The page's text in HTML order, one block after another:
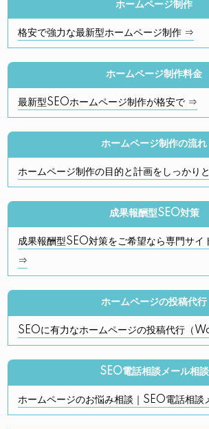
ホームページ制作
格安で強力な最新型ホームページ制作 ⇒
ホームページ制作料金
最新型SEOホームページ制作が格安で ⇒
ホームページ制作の流れ
ホームページ制作の目的と計画をしっかり
成果報酬型SEO対策
成果報酬型SEO対策をご希望なら専門サイ
⇒
ホームページの投稿代行
SEOに有力なホームページの投稿代行（
SEO電話相談メール相談
ホームページのお悩み相談｜SEO電話相